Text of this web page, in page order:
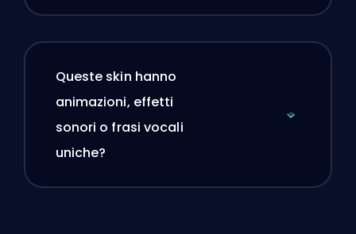
Queste skin hanno
animazioni, effetti
sonori o frasi vocali
uniche?